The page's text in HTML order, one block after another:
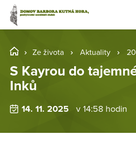
Ze života Aktuality
S Kayrou do
Inků
14. 11. 2025 v 14:58 hodin